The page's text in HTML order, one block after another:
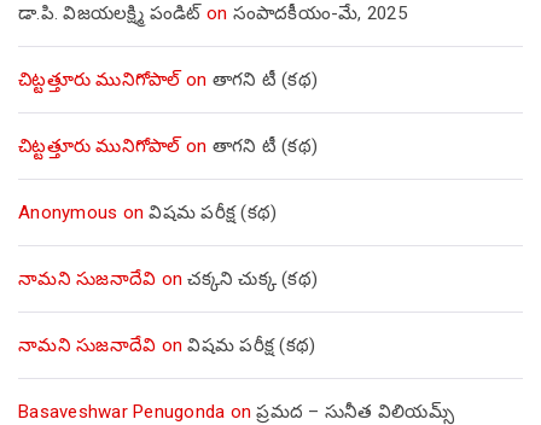
డా.పి. విజయలక్ష్మి పండిట్ on సంపాదకీయం-మే, 2025
చిట్టత్తూరు మునిగోపాల్on తాగని టీ (కథ)
చిట్టత్తూరు మునిగోపాల్on తాగని టీ (కథ)
Anonymous onవిషమ పరీక్ష (క‌థ‌)
నామని సుజనాదేవి onచక్కని చుక్క (కథ)
నామని సుజనాదేవి onవిషమ పరీక్ష (క‌థ‌)
Basaveshwar Penugonda onప్రమద – సునీత విలియమ్స్